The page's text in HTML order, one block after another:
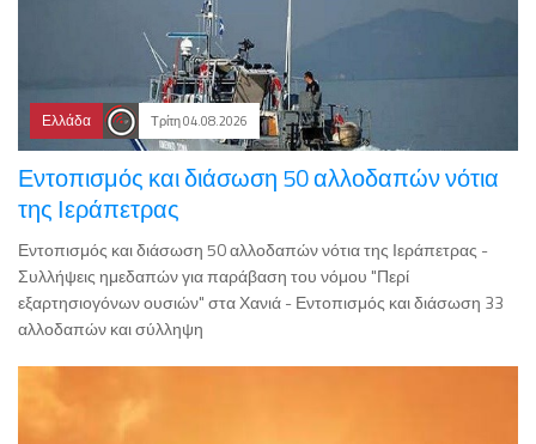
Ελλάδα Τρίτη 04.08.2026
Εντοπισμός και διάσωση 50 αλλοδαπών νότια
της Ιεράπετρας
Εντοπισμός και διάσωση 50 αλλοδαπών νότια της Ιεράπετρας -
Συλλήψεις ημεδαπών για παράβαση του νόμου "Περί
εξαρτησιογόνων ουσιών" στα Χανιά - Εντοπισμός και διάσωση 33
αλλοδαπών και σύλληψη